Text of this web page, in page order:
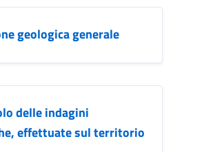
geologica generale
delle indagini
effettuate sul territorio